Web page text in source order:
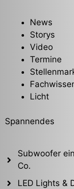
News
Storys
Video
Termine
Licht
Spannendes
Subwoofer
Co.
LED Lights &